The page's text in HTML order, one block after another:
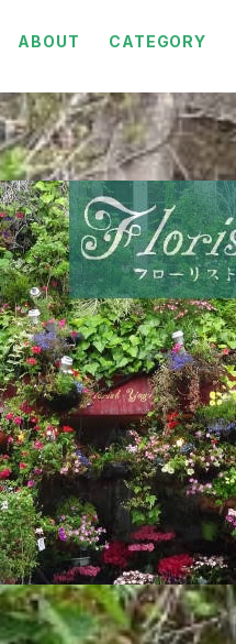
ABOUT CATEGORY